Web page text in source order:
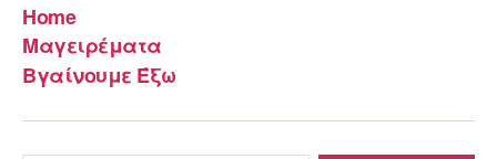
Home
Μαγειρέματα
Βγαίνουμε Έξω